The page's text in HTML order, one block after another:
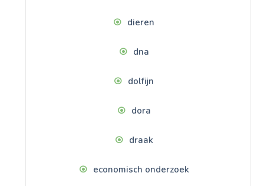
dieren
dna
dolfijn
dora
draak
economisch onderzoek